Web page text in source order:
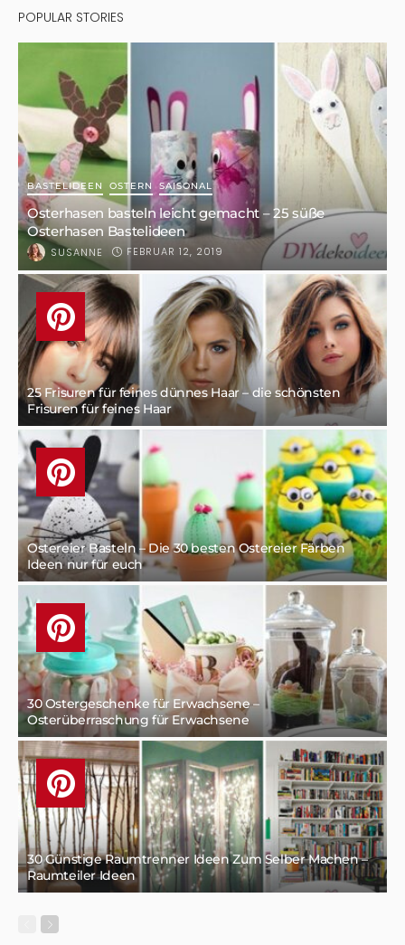
POPULAR STORIES
BASTELIDEEN OSTERN SAISONAL
Osterhasen basteln leicht gemacht – 25 süße
Osterhasen Bastelideen
SUSANNE FEBRUAR 12, 2019
25 Frisuren für feines dünnes Haar – die schönsten
Frisuren für feines Haar
Ostereier Basteln – Die 30 besten Ostereier Färben
Ideen nur für euch
30 Ostergeschenke für Erwachsene –
Osterüberraschung für Erwachsene
30 Günstige Raumtrenner Ideen Zum Selber Machen –
Raumteiler Ideen